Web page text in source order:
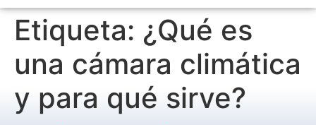
Etiqueta: ¿Qué es
una cámara climática
y para qué sirve?